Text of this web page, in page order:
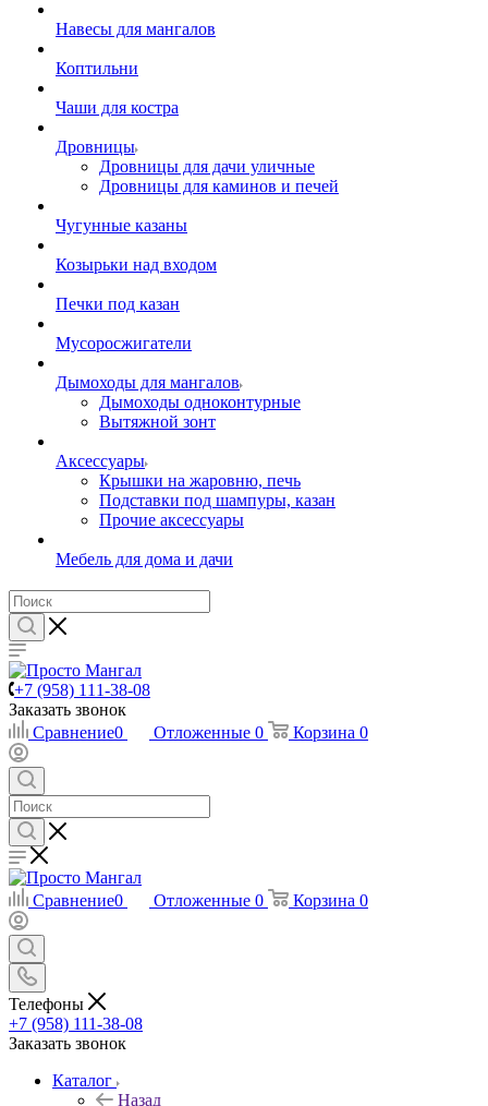
Навесы для мангалов
Коптильни
Чаши для костра
Дровницы
Дровницы для дачи уличные
Дровницы для каминов и печей
Чугунные казаны
Козырьки над входом
Печки под казан
Мусоросжигатели
Дымоходы для мангалов
Дымоходы одноконтурные
Вытяжной зонт
Аксессуары
Крышки на жаровню, печь
Подставки под шампуры, казан
Прочие аксессуары
Мебель для дома и дачи
+7 (958) 111-38-08
Заказать звонок
Сравнение0 Отложенные 0 Корзина 0
Сравнение0 Отложенные 0 Корзина 0
Телефоны
+7 (958) 111-38-08
Заказать звонок
Каталог
Назад